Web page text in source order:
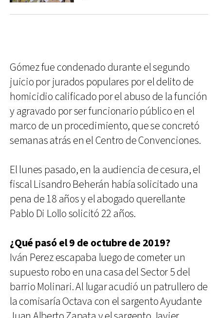
Gómez fue condenado durante el segundo
juicio por jurados populares por el delito de
homicidio calificado por el abuso de la función
y agravado por ser funcionario público en el
marco de un procedimiento, que se concretó
semanas atrás en el Centro de Convenciones.
El lunes pasado, en la audiencia de cesura, el
fiscal Lisandro Beherán había solicitado una
pena de 18 años y el abogado querellante
Pablo Di Lollo solicitó 22 años.
¿Qué pasó el 9 de octubre de 2019?
Iván Perez escapaba luego de cometer un
supuesto robo en una casa del Sector 5 del
barrio Molinari. Al lugar acudió un patrullero de
la comisaría Octava con el sargento Ayudante